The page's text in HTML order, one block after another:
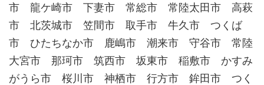
市 龍ケ崎市 下妻市 常総市 常陸太田市 高萩
市 北茨城市 笠間市 取手市 牛久市 つくば
市 ひたちなか市 鹿嶋市 潮来市 守谷市 常陸
大宮市 那珂市 筑西市 坂東市 稲敷市 かすみ
がうら市 桜川市 神栖市 行方市 鉾田市 つく